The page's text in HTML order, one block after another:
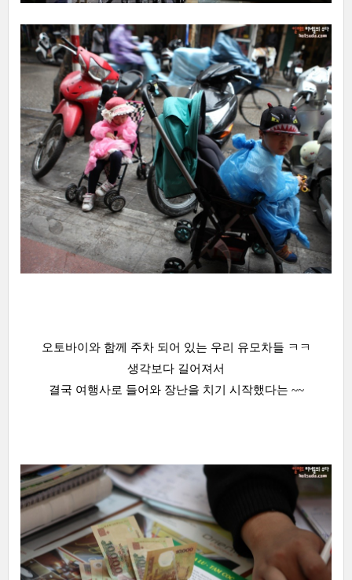
오토바이와 함께 주차 되어 있는 우리 유모차들 ㅋㅋ
생각보다 길어져서
결국 여행사로 들어와 장난을 치기 시작했다는 ~~